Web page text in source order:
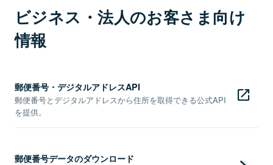
ビジネス・法人のお客さま向け
情報
郵便番号・デジタルアドレスAPI
郵便番号とデジタルアドレスから住所を取得できる公式API
を提供。
郵便番号データのダウンロード